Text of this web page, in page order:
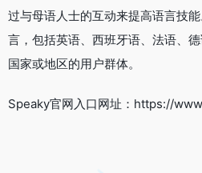
过与母语人士的互动来提高语言技
言，包括英语、西班牙语、法语、
国家或地区的用户群体。
Speaky官网入口网址：https://